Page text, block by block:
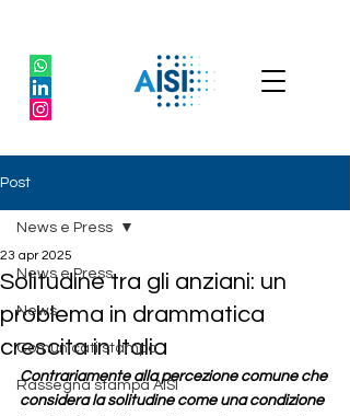
Post
News e Press
News
Comunicati stampa
Rassegna stampa AISI
News e Press
Solitudine tra gli anziani: un
problema in drammatica
crescita in Italia
23 apr 2025
Contrariamente alla percezione comune che
considera la solitudine come una condizione